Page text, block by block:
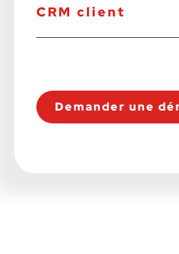
CRM client
Demander une